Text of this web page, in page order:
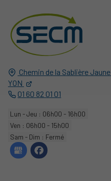
Chemin de la Sablière Jaune
YON
01 60 82 01 01
Lun - Jeu : 06h00 - 16h00
Ven : 06h00 - 15h00
Sam - Dim : Fermé